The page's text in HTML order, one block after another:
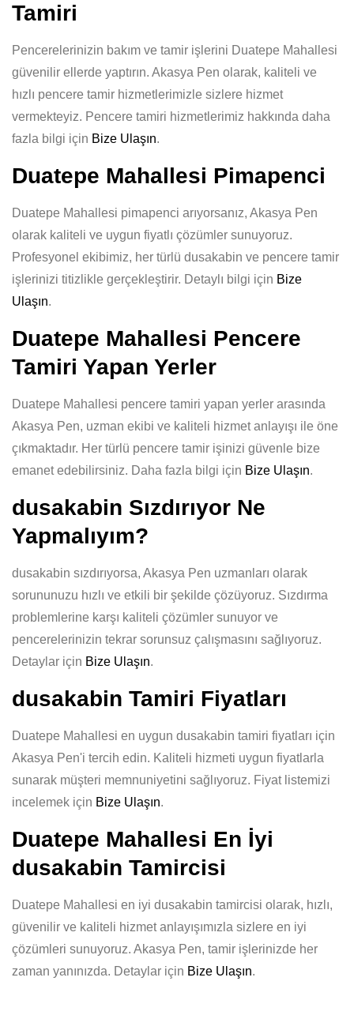
Tamiri
Pencerelerinizin bakım ve tamir işlerini Duatepe Mahallesi
güvenilir ellerde yaptırın. Akasya Pen olarak, kaliteli ve
hızlı pencere tamir hizmetlerimizle sizlere hizmet
vermekteyiz. Pencere tamiri hizmetlerimiz hakkında daha
fazla bilgi için Bize Ulaşın.
Duatepe Mahallesi Pimapenci
Duatepe Mahallesi pimapenci arıyorsanız, Akasya Pen
olarak kaliteli ve uygun fiyatlı çözümler sunuyoruz.
Profesyonel ekibimiz, her türlü dusakabin ve pencere tamir
işlerinizi titizlikle gerçekleştirir. Detaylı bilgi için Bize
Ulaşın.
Duatepe Mahallesi Pencere
Tamiri Yapan Yerler
Duatepe Mahallesi pencere tamiri yapan yerler arasında
Akasya Pen, uzman ekibi ve kaliteli hizmet anlayışı ile öne
çıkmaktadır. Her türlü pencere tamir işinizi güvenle bize
emanet edebilirsiniz. Daha fazla bilgi için Bize Ulaşın.
dusakabin Sızdırıyor Ne
Yapmalıyım?
dusakabin sızdırıyorsa, Akasya Pen uzmanları olarak
sorununuzu hızlı ve etkili bir şekilde çözüyoruz. Sızdırma
problemlerine karşı kaliteli çözümler sunuyor ve
pencerelerinizin tekrar sorunsuz çalışmasını sağlıyoruz.
Detaylar için Bize Ulaşın.
dusakabin Tamiri Fiyatları
Duatepe Mahallesi en uygun dusakabin tamiri fiyatları için
Akasya Pen'i tercih edin. Kaliteli hizmeti uygun fiyatlarla
sunarak müşteri memnuniyetini sağlıyoruz. Fiyat listemizi
incelemek için Bize Ulaşın.
Duatepe Mahallesi En İyi
dusakabin Tamircisi
Duatepe Mahallesi en iyi dusakabin tamircisi olarak, hızlı,
güvenilir ve kaliteli hizmet anlayışımızla sizlere en iyi
çözümleri sunuyoruz. Akasya Pen, tamir işlerinizde her
zaman yanınızda. Detaylar için Bize Ulaşın.